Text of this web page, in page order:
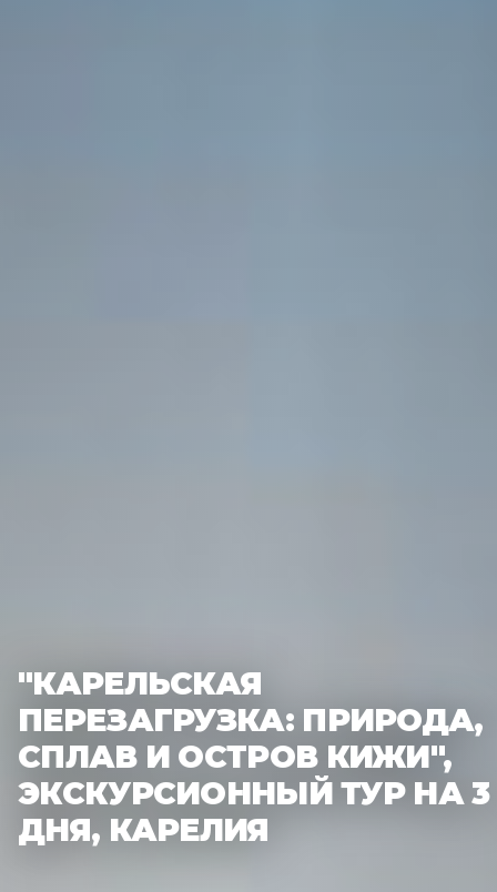
"КАРЕЛЬСКАЯ
ПЕРЕЗАГРУЗКА: ПРИРОДА,
СПЛАВ И ОСТРОВ КИЖИ",
ЭКСКУРСИОННЫЙ ТУР НА 3
ДНЯ, КАРЕЛИЯ